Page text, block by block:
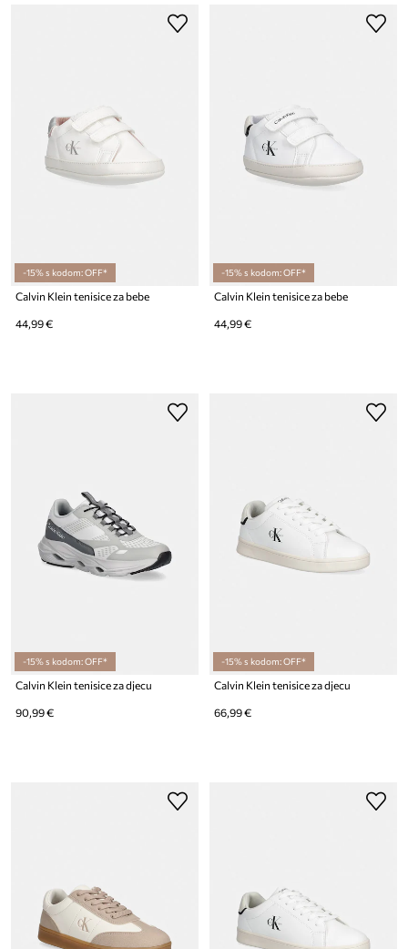
-15% s kodom: OFF*
Calvin Klein tenisice za bebe
44,99 €
-15% s kodom: OFF*
Calvin Klein tenisice za bebe
44,99 €
-15% s kodom: OFF*
Calvin Klein tenisice za djecu
90,99 €
-15% s kodom: OFF*
Calvin Klein tenisice za djecu
66,99 €